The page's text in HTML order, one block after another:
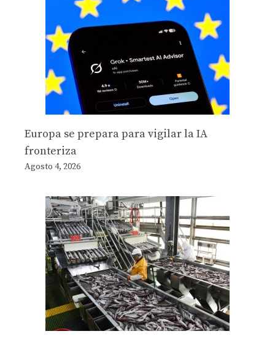
Europa se prepara para vigilar la IA
fronteriza
Agosto 4, 2026